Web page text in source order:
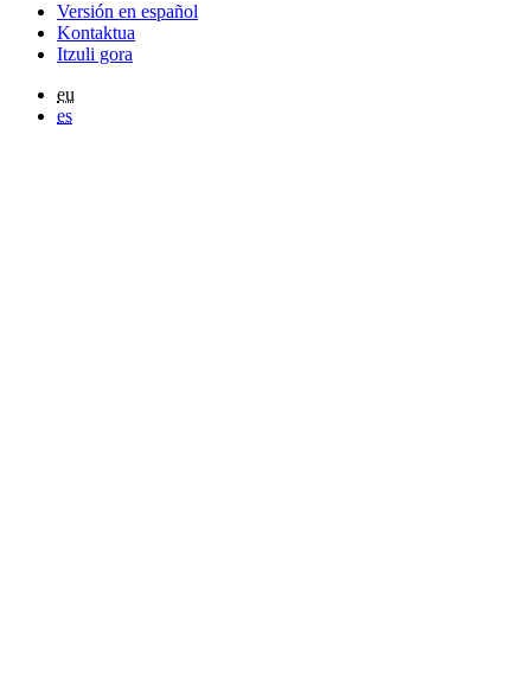
Versión en español
Kontaktua
Itzuli gora
eu
es